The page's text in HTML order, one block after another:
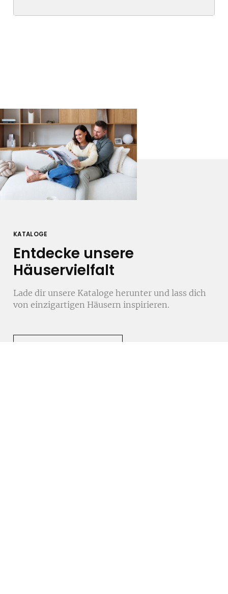
KATALOGE
Entdecke unsere
Häuservielfalt
Lade dir unsere Kataloge herunter und lass dich
von einzigartigen Häusern inspirieren.